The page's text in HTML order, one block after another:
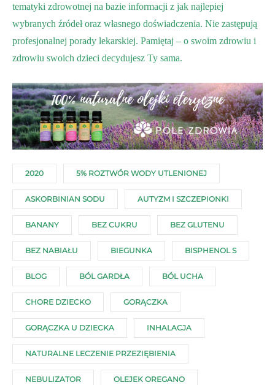
tematyki zdrowotnej na bazie informacji z jak najlepiej
wybranych źródeł oraz własnego doświadczenia. Nie zastępują
profesjonalnej porady lekarskiej. Pamiętaj – o swoim zdrowiu i
zdrowiu swoich dzieci decydujesz Ty sama.
2020 5% ROZTWÓR WODY UTLENIONEJ
ASKORBINIAN SODU AUTYZM I SZCZEPIONKI
BANANY BEZ CUKRU BEZ GLUTENU
BEZ NABIAŁU BIEGUNKA BISPHENOL S
BLOG BÓL GARDŁA BÓL UCHA
CHORE DZIECKO GORĄCZKA
GORĄCZKA U DZIECKA INHALACJA
NATURALNE LECZENIE PRZEZIĘBIENIA
NEBULIZATOR OLEJEK OREGANO